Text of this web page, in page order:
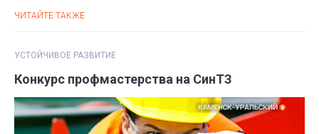
ЧИТАЙТЕ ТАКЖЕ
УСТОЙЧИВОЕ РАЗВИТИЕ
Конкурс профмастерства на СинТЗ